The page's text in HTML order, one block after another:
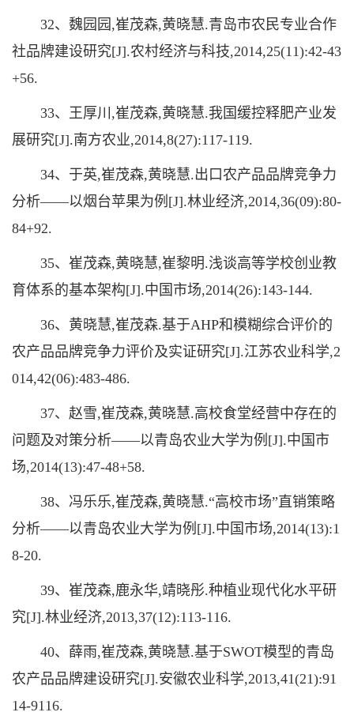
32、魏园园,崔茂森,黄晓慧.青岛市农民专业合作
社品牌建设研究[J].农村经济与科技,2014,25(11):42-43
+56.
33、王厚川,崔茂森,黄晓慧.我国缓控释肥产业发
展研究[J].南方农业,2014,8(27):117-119.
34、于英,崔茂森,黄晓慧.出口农产品品牌竞争力
分析——以烟台苹果为例[J].林业经济,2014,36(09):80-
84+92.
35、崔茂森,黄晓慧,崔黎明.浅谈高等学校创业教
育体系的基本架构[J].中国市场,2014(26):143-144.
36、黄晓慧,崔茂森.基于AHP和模糊综合评价的
农产品品牌竞争力评价及实证研究[J].江苏农业科学,2
014,42(06):483-486.
37、赵雪,崔茂森,黄晓慧.高校食堂经营中存在的
问题及对策分析——以青岛农业大学为例[J].中国市
场,2014(13):47-48+58.
38、冯乐乐,崔茂森,黄晓慧.“高校市场”直销策略
分析——以青岛农业大学为例[J].中国市场,2014(13):1
8-20.
39、崔茂森,鹿永华,靖晓彤.种植业现代化水平研
究[J].林业经济,2013,37(12):113-116.
40、薛雨,崔茂森,黄晓慧.基于SWOT模型的青岛
农产品品牌建设研究[J].安徽农业科学,2013,41(21):91
14-9116.